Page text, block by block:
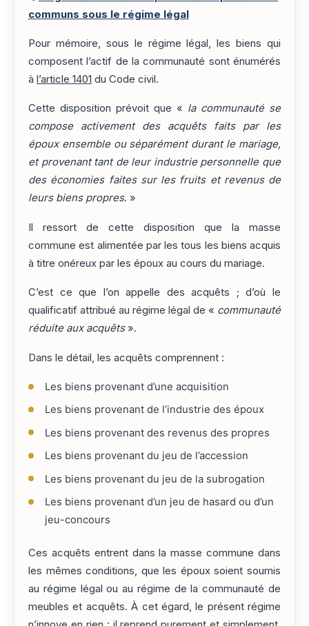
communs sous le régime légal
Pour mémoire, sous le régime légal, les biens qui
composent l’actif de la communauté sont énumérés
à l’article 1401 du Code civil.
Cette disposition prévoit que « la communauté se
compose activement des acquêts faits par les
époux ensemble ou séparément durant le mariage,
et provenant tant de leur industrie personnelle que
des économies faites sur les fruits et revenus de
leurs biens propres. »
Il ressort de cette disposition que la masse
commune est alimentée par les tous les biens acquis
à titre onéreux par les époux au cours du mariage.
C’est ce que l’on appelle des acquêts ; d’où le
qualificatif attribué au régime légal de « communauté
réduite aux acquêts».
Dans le détail, les acquêts comprennent :
Les biens provenant d’une acquisition
Les biens provenant de l’industrie des époux
Les biens provenant des revenus des propres
Les biens provenant du jeu de l’accession
Les biens provenant du jeu de la subrogation
Les biens provenant d’un jeu de hasard ou d’un
jeu-concours
Ces acquêts entrent dans la masse commune dans
les mêmes conditions, que les époux soient soumis
au régime légal ou au régime de la communauté de
meubles et acquêts. À cet égard, le présent régime